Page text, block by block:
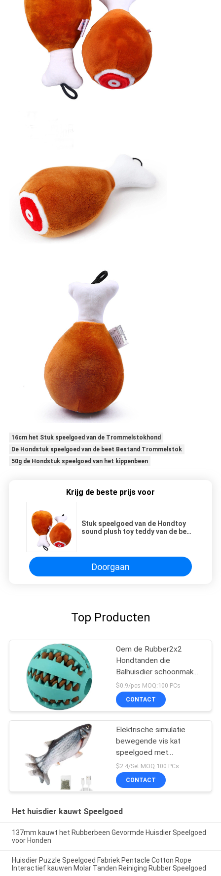
16cm het Stuk speelgoed van de Trommelstokhond
De Hondstuk speelgoed van de beet Bestand Trommelstok
50g de Hondstuk speelgoed van het kippenbeen
Krijg de beste prijs voor
Stuk speelgoed van de Hondtoy
sound plush toy teddy van de beet
Doorgaan
Top Producten
Oem de Rubber2x2
Hondtanden die
Balhuisdier schoonmaken
kauwen Speelgoed
$0.9/pcs MOQ:100 PCs
CONTACT
Elektrische simulatie
bewegende vis kat
speelgoed met
kattenkruid
$2.4/Set MOQ:100 PCs
CONTACT
Het huisdier kauwt Speelgoed
137mm kauwt het Rubberbeen Gevormde Huisdier Speelgoed
voor Honden
Huisdier Puzzle Speelgoed Fabriek Pentacle Cotton Rope
Interactief kauwen Molar Tanden Reiniging Rubber Speelgoed